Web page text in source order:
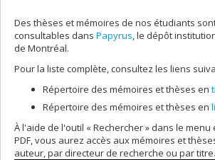
Des thèses et mémoires de nos étudiants
consultables dans Papyrus, le dépôt
de Montréal.
Pour la liste complète, consultez les liens
Répertoire des mémoires et thèses en
Répertoire des mémoires et thèses en
À l'aide de l'outil « Rechercher » dans le
PDF, vous aurez accès aux mémoires et
auteur, par directeur de recherche ou par titre.